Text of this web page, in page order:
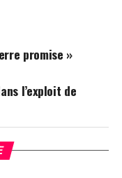
promise »
l’exploit de